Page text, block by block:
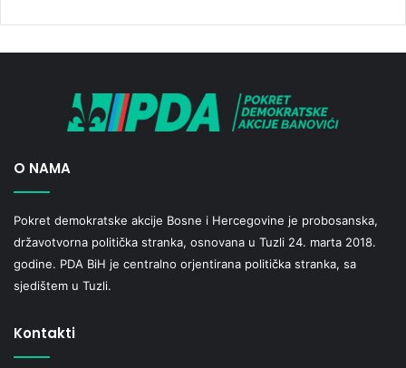
O NAMA
Pokret demokratske akcije Bosne i Hercegovine je probosanska,
državotvorna politička stranka, osnovana u Tuzli 24. marta 2018.
godine. PDA BiH je centralno orjentirana politička stranka, sa
sjedištem u Tuzli.
Kontakti